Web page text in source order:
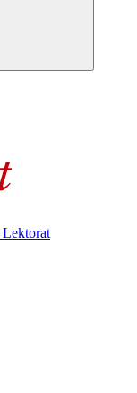
Lektorat